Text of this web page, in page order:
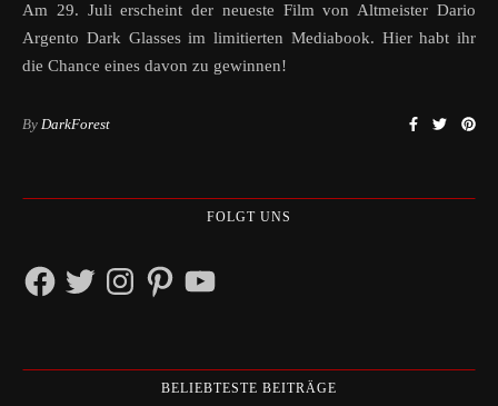
Am 29. Juli erscheint der neueste Film von Altmeister Dario
Argento Dark Glasses im limitierten Mediabook. Hier habt ihr
die Chance eines davon zu gewinnen!
By DarkForest
FOLGT UNS
FacebookTwitterInstagramPinterestYouTube
BELIEBTESTE BEITRÄGE